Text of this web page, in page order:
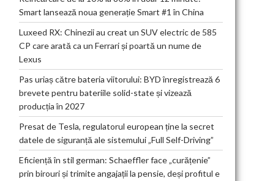
Smart lansează noua generație Smart #1 în China
Luxeed RX: Chinezii au creat un SUV electric de 585
CP care arată ca un Ferrari și poartă un nume de
Lexus
Pas uriaș către bateria viitorului: BYD înregistrează 6
brevete pentru bateriile solid-state și vizează
producția în 2027
Presat de Tesla, regulatorul european ține la secret
datele de siguranță ale sistemului „Full Self-Driving”
Eficiență în stil german: Schaeffler face „curățenie”
prin birouri și trimite angajații la pensie, deși profitul e